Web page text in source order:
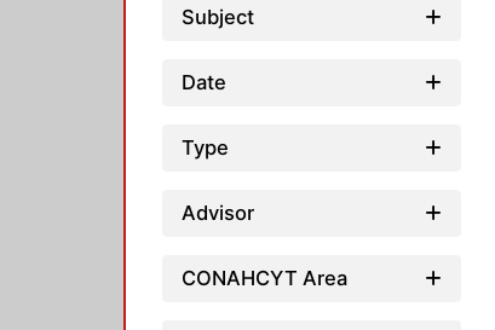
Subject
Date
Type
Advisor
CONAHCYT Area